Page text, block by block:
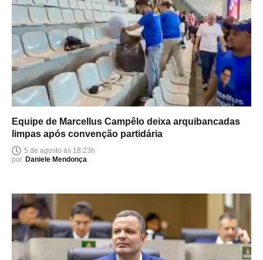
Equipe de Marcellus Campêlo deixa arquibancadas
limpas após convenção partidária
5 de agosto às 18:23h
por Daniele Mendonça